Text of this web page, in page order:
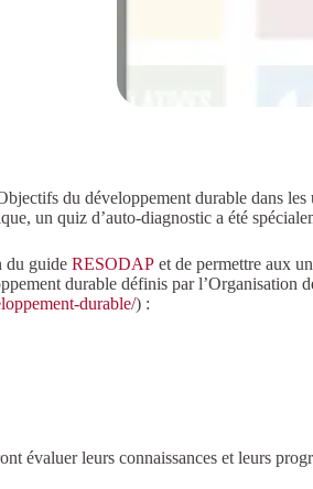
du développement durable dans
un quiz d’auto-diagnostic a été
du guide RESODAP et de permettre aux
durable définis par l’Organisation
durable/) :
évaluer leurs connaissances et leurs